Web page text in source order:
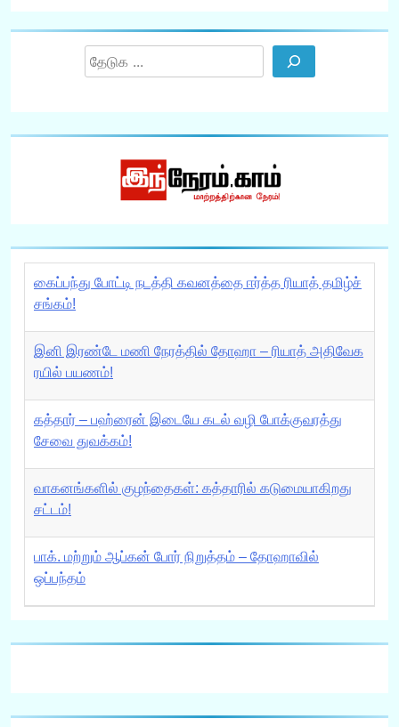
கைப்பந்து போட்டி நடத்தி கவனத்தை ஈர்த்த ரியாத் தமிழ்ச்
சங்கம்!
இனி இரண்டே மணி நேரத்தில் தோஹா – ரியாத் அதிவேக
ரயில் பயணம்!
கத்தார் – பஹ்ரைன் இடையே கடல் வழி போக்குவரத்து
சேவை துவக்கம்!
வாகனங்களில் குழந்தைகள்: கத்தாரில் கடுமையாகிறது
சட்டம்!
பாக். மற்றும் ஆப்கன் போர் நிறுத்தம் – தோஹாவில்
ஒப்பந்தம்